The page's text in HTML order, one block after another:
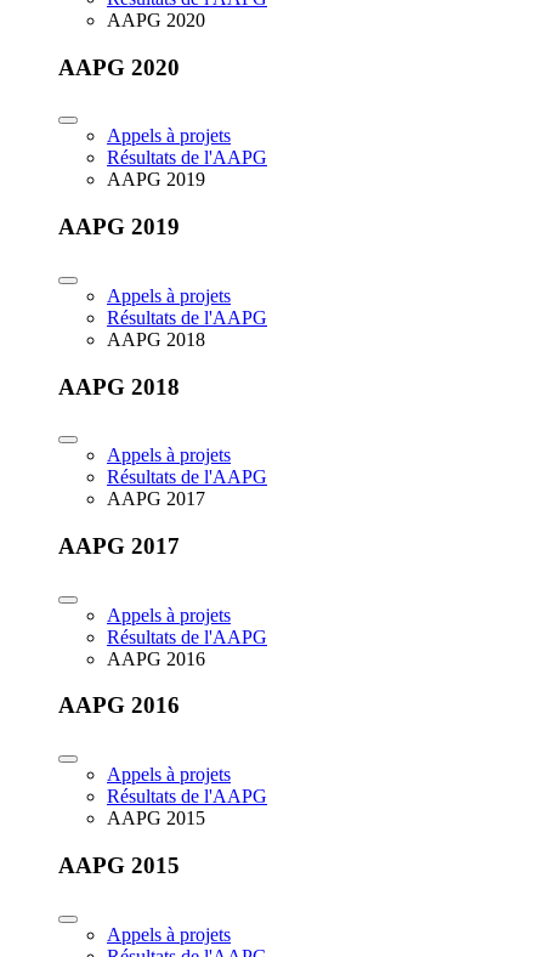
AAPG 2020
AAPG 2020
Appels à projets
Résultats de l'AAPG
AAPG 2019
AAPG 2019
Appels à projets
Résultats de l'AAPG
AAPG 2018
AAPG 2018
Appels à projets
Résultats de l'AAPG
AAPG 2017
AAPG 2017
Appels à projets
Résultats de l'AAPG
AAPG 2016
AAPG 2016
Appels à projets
Résultats de l'AAPG
AAPG 2015
AAPG 2015
Appels à projets